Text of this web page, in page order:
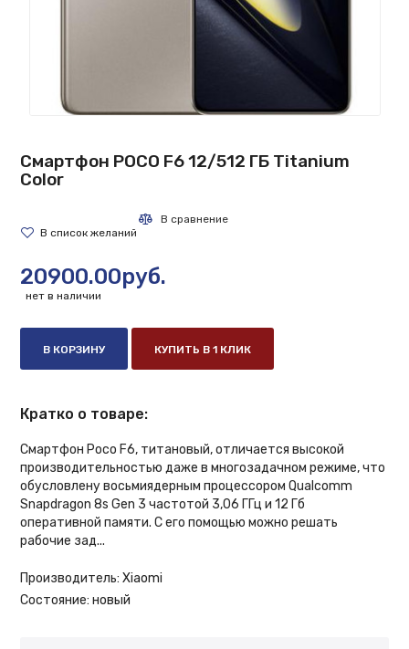
Смартфон POCO F6 12/512 ГБ Titanium
Color
20900.00руб.
нет в наличии
В КОРЗИНУ КУПИТЬ В 1 КЛИК
Кратко о товаре:
Смартфон Poco F6, титановый, отличается высокой
производительностью даже в многозадачном режиме, что
обусловлену восьмиядерным процессором Qualcomm
Snapdragon 8s Gen 3 частотой 3,06 ГГц и 12 Гб
оперативной памяти. С его помощью можно решать
рабочие зад...
Производитель: Xiaomi
Состояние: новый